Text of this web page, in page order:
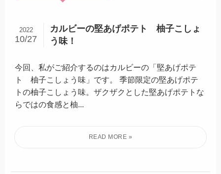
カルビーの堅あげポテト 柚子こしょ
う味！
2022
10/27
今回、私がご紹介するのはカルビーの「堅あげポテ
ト 柚子こしょう味」です。 季節限定の堅あげポテ
トの柚子こしょう味。ザクザクとした堅あげポテトな
らではの食感と柚...